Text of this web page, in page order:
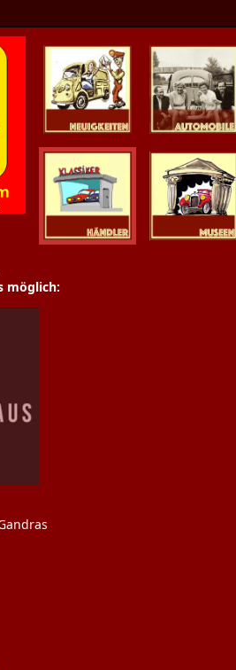
Oldtimer News
Youngtimer
möglich: